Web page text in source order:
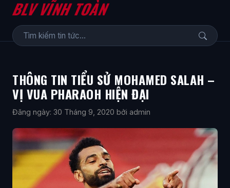
BLV VĨNH TOÀN
THÔNG TIN TIỂU SỬ MOHAMED SALAH –
VỊ VUA PHARAOH HIỆN ĐẠI
Đăng ngày: 30 Tháng 9, 2020 bởi admin